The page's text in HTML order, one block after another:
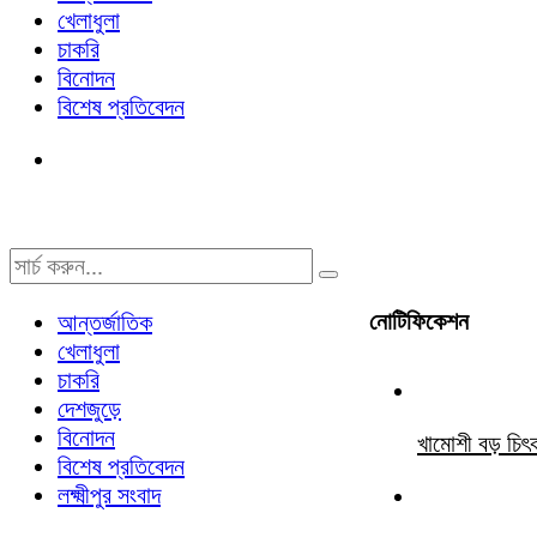
খেলাধুলা
চাকরি
বিনোদন
বিশেষ প্রতিবেদন
নোটিফিকেশন
খামোশী বড়
আন্তর্জাতিক
খেলাধুলা
চাকরি
দেশজুড়ে
বিনোদন
বিশেষ প্রতিবেদন
লক্ষ্মীপুর সংবাদ